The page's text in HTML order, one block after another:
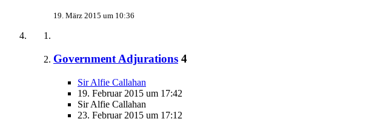
19. März 2015 um 10:36
Government Adjurations 4
Sir Alfie Callahan
19. Februar 2015 um 17:42
Sir Alfie Callahan
23. Februar 2015 um 17:12